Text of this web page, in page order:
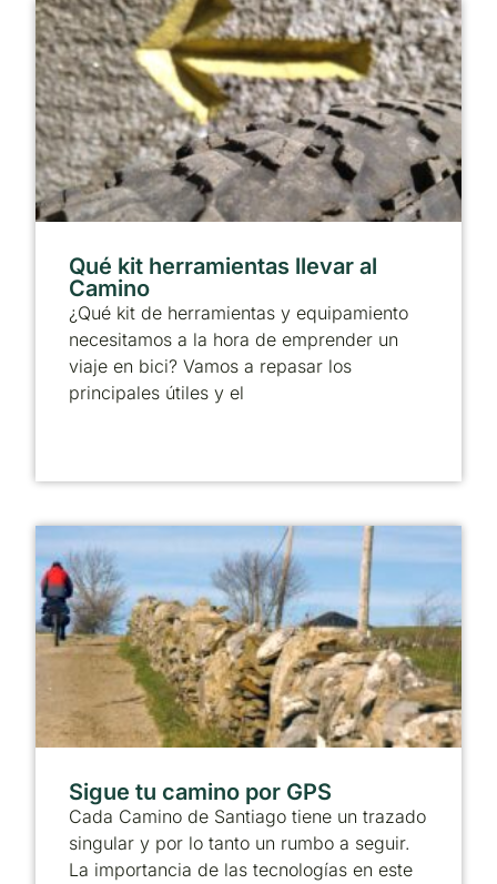
Qué kit herramientas llevar al
Camino
¿Qué kit de herramientas y equipamiento
necesitamos a la hora de emprender un
viaje en bici? Vamos a repasar los
principales útiles y el
Sigue tu camino por GPS
Cada Camino de Santiago tiene un trazado
singular y por lo tanto un rumbo a seguir.
La importancia de las tecnologías en este